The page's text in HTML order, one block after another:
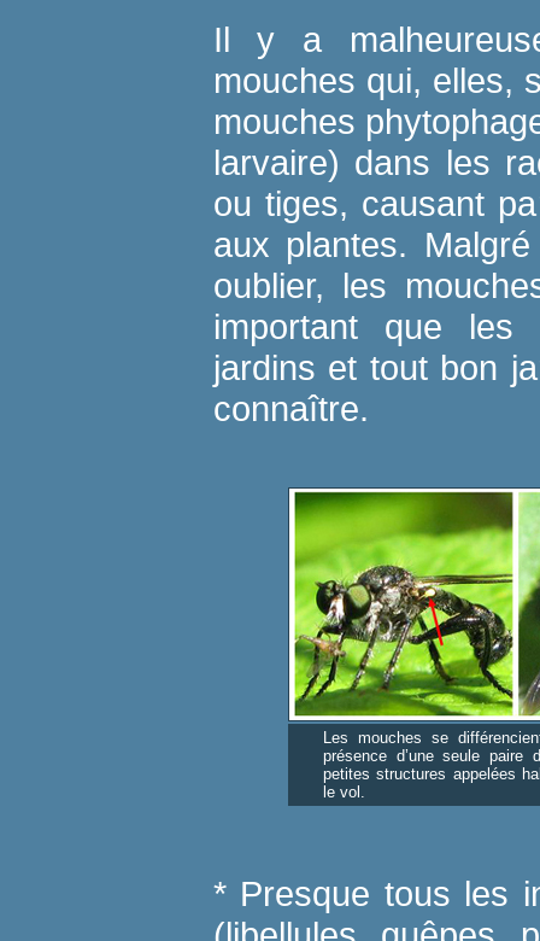
Il y a
mouches qui, elles,
mouches
larvaire) dans les
ou tiges, causant
aux plantes.
oublier, les
important que les
jardins et tout bon
connaître.
Les mouches se
présence d’une seule paire
petites structures appelées
le vol.
* Presque tous les